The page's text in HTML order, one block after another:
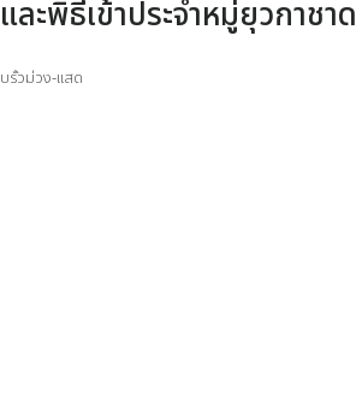
ะพิธีเข้าประจำหมู่ยุวกาชาด
รั้วม่วง-แสด